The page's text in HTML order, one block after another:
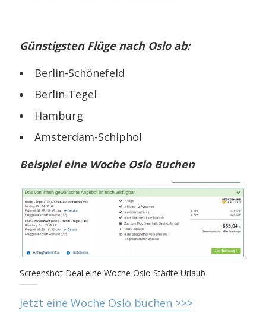
Günstigsten Flüge nach Oslo ab:
Berlin-Schönefeld
Berlin-Tegel
Hamburg
Amsterdam-Schiphol
Beispiel eine Woche Oslo Buchen
Screenshot Deal eine Woche Oslo Städte Urlaub
Jetzt eine Woche Oslo buchen >>>